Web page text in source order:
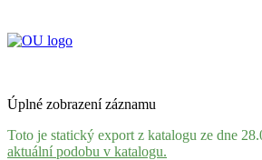
Úplné zobrazení záznamu
Toto je statický export z katalogu ze dne
aktuální podobu v katalogu.